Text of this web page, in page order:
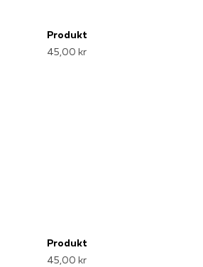
Produkt
45,00 kr
Produkt
45,00 kr